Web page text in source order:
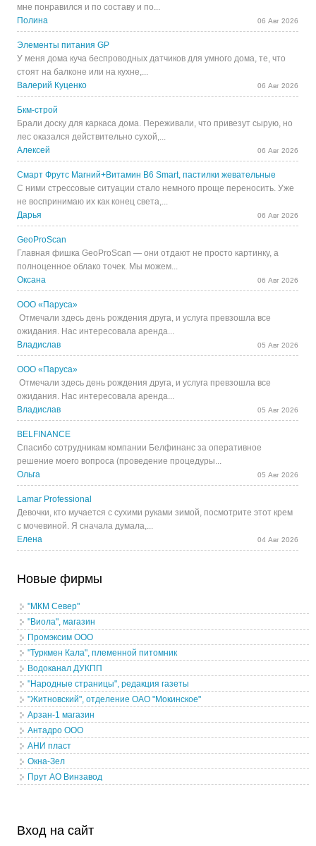
мне понравился и по составу и по...
Полина
06 Авг 2026
Элементы питания GP
У меня дома куча беспроводных датчиков для умного дома, те, что
стоят на балконе или на кухне,...
Валерий Куценко
06 Авг 2026
Бкм-строй
Брали доску для каркаса дома. Переживали, что привезут сырую, но
лес оказался действительно сухой,...
Алексей
06 Авг 2026
Смарт Фрутс Магний+Витамин В6 Smart, пастилки жевательные
С ними стрессовые ситуации стало немного проще переносить. Уже
не воспринимаю их как конец света,...
Дарья
06 Авг 2026
GeoProScan
Главная фишка GeoProScan — они отдают не просто картинку, а
полноценное облако точек. Мы можем...
Оксана
06 Авг 2026
ООО «Паруса»
Отмечали здесь день рождения друга, и услуга превзошла все
ожидания. Нас интересовала аренда...
Владислав
05 Авг 2026
ООО «Паруса»
Отмечали здесь день рождения друга, и услуга превзошла все
ожидания. Нас интересовала аренда...
Владислав
05 Авг 2026
BELFINANCE
Спасибо сотрудникам компании Белфинанс за оперативное
решение моего вопроса (проведение процедуры...
Ольга
05 Авг 2026
Lamar Professional
Девочки, кто мучается с сухими руками зимой, посмотрите этот крем
с мочевиной. Я сначала думала,...
Елена
04 Авг 2026
Новые фирмы
"МКМ Север"
"Виола", магазин
Промэксим ООО
"Туркмен Кала", племенной питомник
Водоканал ДУКПП
"Народные страницы", редакция газеты
"Житновский", отделение ОАО "Мокинское"
Арзан-1 магазин
Антадро ООО
АНИ пласт
Окна-Зел
Прут АО Винзавод
Вход на сайт